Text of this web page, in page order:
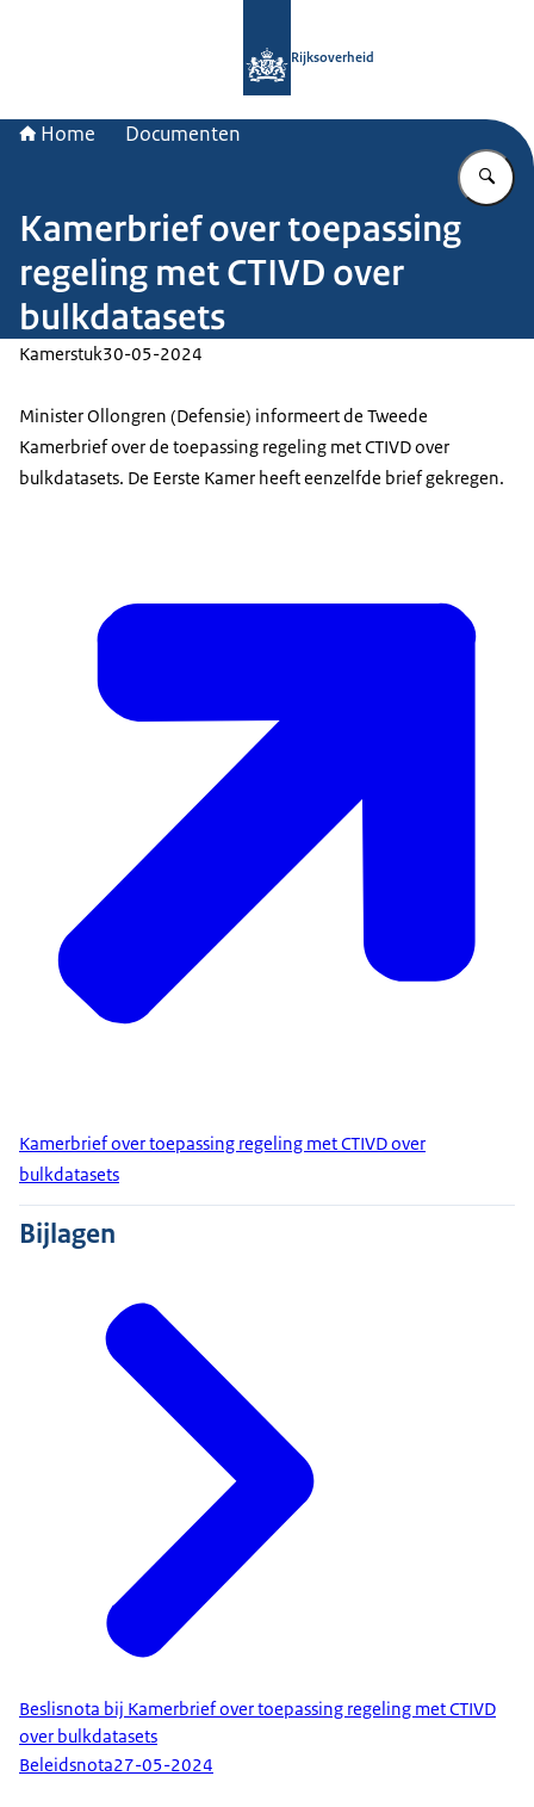
Rijksoverheid
Home Documenten
Kamerbrief over toepassing
regeling met CTIVD over
bulkdatasets
Kamerstuk30-05-2024
Minister Ollongren (Defensie) informeert de Tweede
Kamerbrief over de toepassing regeling met CTIVD over
bulkdatasets. De Eerste Kamer heeft eenzelfde brief gekregen.
Kamerbrief over toepassing regeling met CTIVD over
bulkdatasets
Bijlagen
Beslisnota bij Kamerbrief over toepassing regeling met CTIVD
over bulkdatasets
Beleidsnota27-05-2024